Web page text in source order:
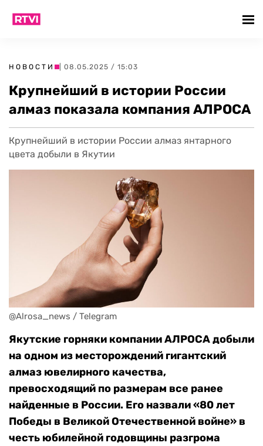
НОВОСТИ | 08.05.2025 / 15:03
Крупнейший в истории России
алмаз показала компания АЛРОСА
Крупнейший в истории России алмаз янтарного
цвета добыли в Якутии
@Alrosa_news / Telegram
Якутские горняки компании АЛРОСА добыли
на одном из месторождений гигантский
алмаз ювелирного качества,
превосходящий по размерам все ранее
найденные в России. Его назвали «80 лет
Победы в Великой Отечественной войне» в
честь юбилейной годовщины разгрома